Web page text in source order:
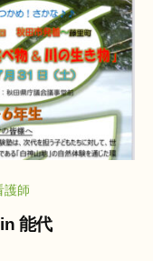
護師
能代